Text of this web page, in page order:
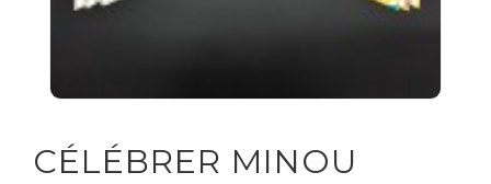
CÉLÉBRER MINOU